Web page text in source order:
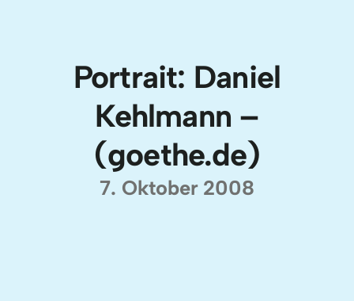
Portrait: Daniel
Kehlmann –
(goethe.de)
7. Oktober 2008